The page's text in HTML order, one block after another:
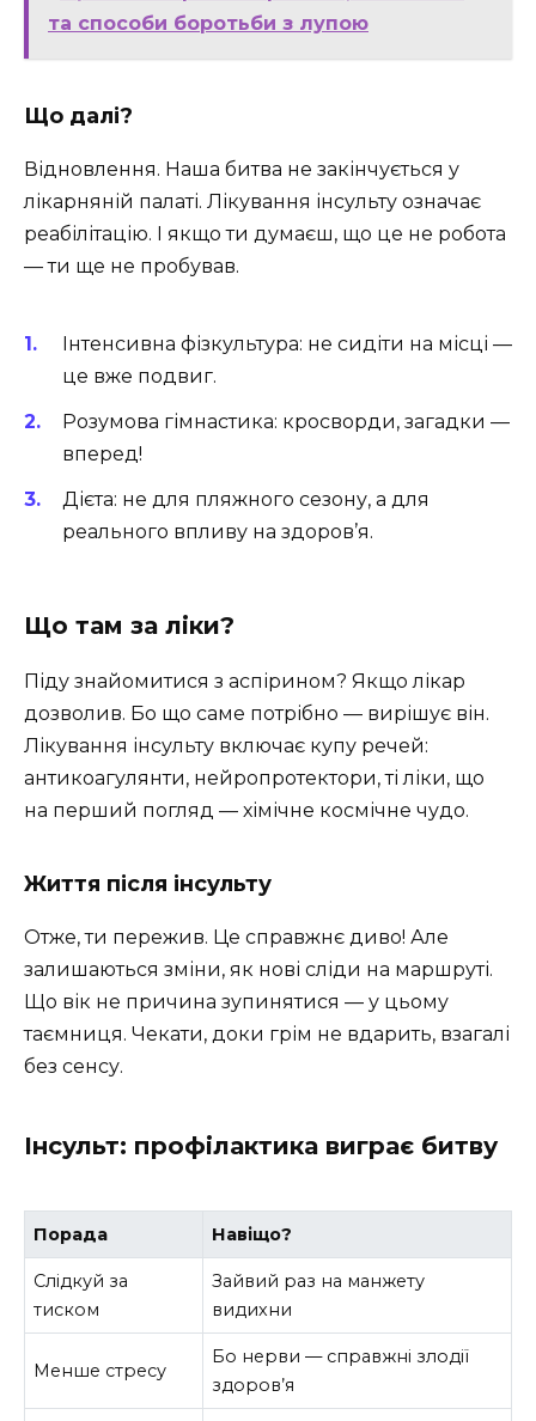
та способи боротьби з лупою
Що далі?
Відновлення. Наша битва не закінчується у
лікарняній палаті. Лікування інсульту означає
реабілітацію. І якщо ти думаєш, що це не робота
— ти ще не пробував.
Інтенсивна фізкультура: не сидіти на місці —
це вже подвиг.
Розумова гімнастика: кросворди, загадки —
вперед!
Дієта: не для пляжного сезону, а для
реального впливу на здоров’я.
Що там за ліки?
Піду знайомитися з аспірином? Якщо лікар
дозволив. Бо що саме потрібно — вирішує він.
Лікування інсульту включає купу речей:
антикоагулянти, нейропротектори, ті ліки, що
на перший погляд — хімічне космічне чудо.
Життя після інсульту
Отже, ти пережив. Це справжнє диво! Але
залишаються зміни, як нові сліди на маршруті.
Що вік не причина зупинятися — у цьому
таємниця. Чекати, доки грім не вдарить, взагалі
без сенсу.
Інсульт: профілактика виграє битву
Порада Навіщо?
Слідкуй за
тиском
Зайвий раз на манжету
видихни
Менше стресу
Бо нерви — справжні злодії
здоров’я